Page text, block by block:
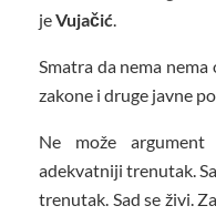
jeVujačić.
Smatra da nema
zakone i druge javne
Ne može
adekvatniji trenutak.
trenutak. Sad se živi.